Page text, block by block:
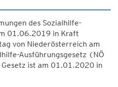
des Sozialhilfe-
01.06.2019 in Kraft
von Niederösterreich am
Ausführungsgesetz (NÖ
Gesetz ist am 01.01.2020 in